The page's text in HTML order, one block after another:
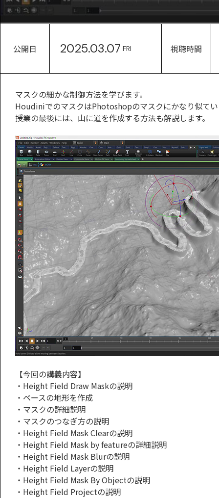
公開日 2025.03.07 FRI 視聴時間
マスクの細かな制御方法を学びます。
HoudiniでのマスクはPhotoshopのマスクにかなり似て
授業の最後には、山に道を作成する方法も解説します。
【今回の講義内容】
・Height Field Draw Maskの説明
・ベースの地形を作成
・マスクの詳細説明
・マスクのつなぎ方の説明
・Height Field Mask Clearの説明
・Height Field Mask by featureの詳細説明
・Height Field Mask Blurの説明
・Height Field Layerの説明
・Height Field Mask By Objectの説明
・Height Field Projectの説明